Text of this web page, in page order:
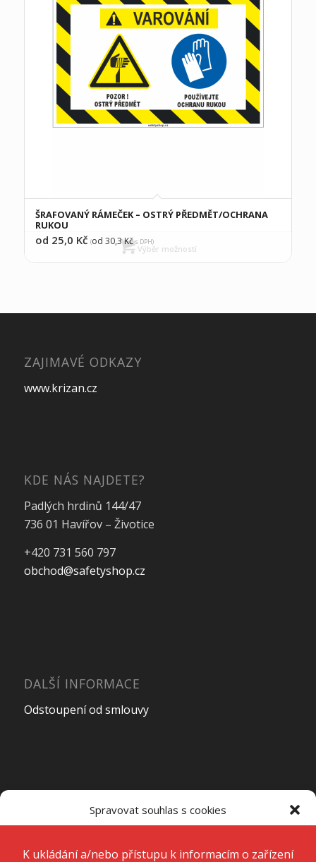
Spravovat souhlas s cookies
technologie, jako jsou soubory cookie. Děláme to, abychom zlepšili
ŠRAFOVANÝ RÁMEČEK – OSTRÝ PŘEDMĚT/OCHRANA
RUKOU
od 25,0 Kč (od 30,3Kčs DPH)
Výběr možností
ZAJIMAVÉ ODKAZY
www.krizan.cz
KDE NÁS NAJDETE?
Padlých hrdinů 144/47
736 01 Havířov – Životice
+420 731 560 797
obchod@safetyshop.cz
DALŠÍ INFORMACE
Odstoupení od smlouvy
Pondělí – Pátek7:00 – 15:00